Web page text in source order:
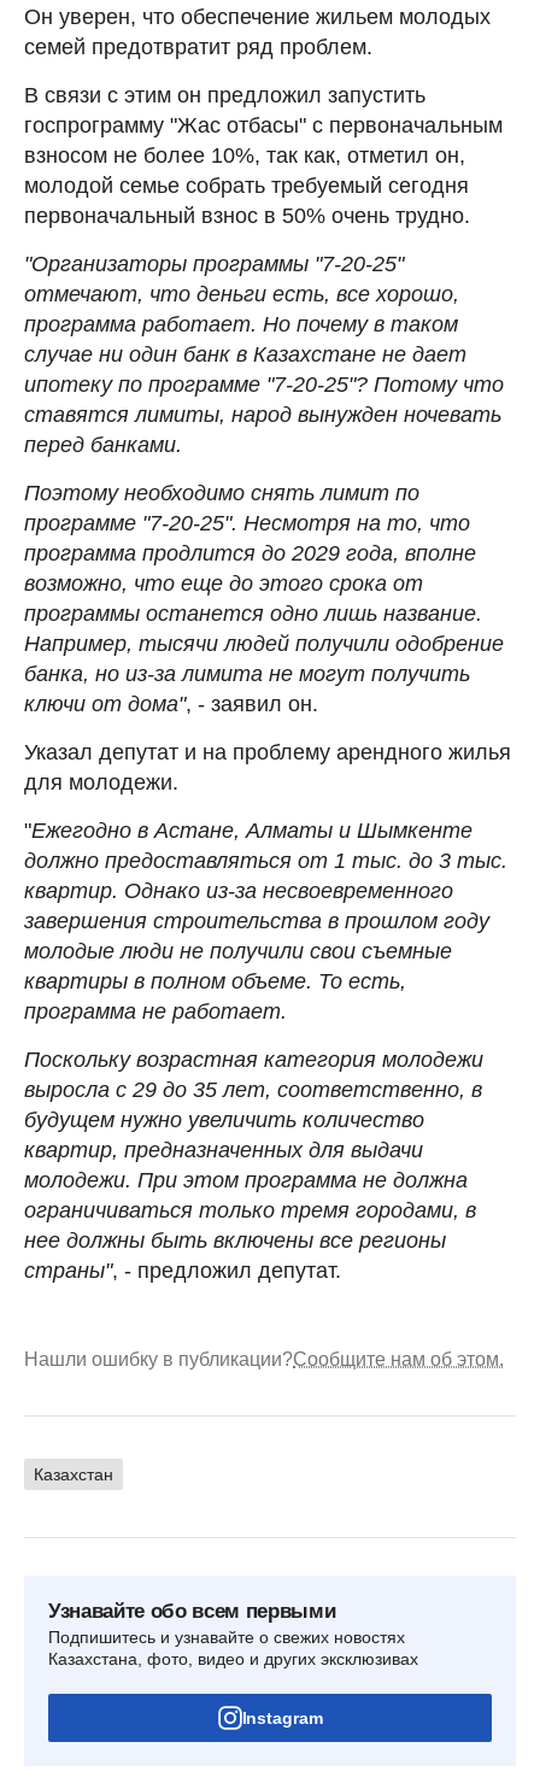
Он уверен, что обеспечение жильем молодых
семей предотвратит ряд проблем.
В связи с этим он предложил запустить
госпрограмму "Жас отбасы" с первоначальным
взносом не более 10%, так как, отметил он,
молодой семье собрать требуемый сегодня
первоначальный взнос в 50% очень трудно.
"Организаторы программы "7-20-25"
отмечают, что деньги есть, все хорошо,
программа работает. Но почему в таком
случае ни один банк в Казахстане не дает
ипотеку по программе "7-20-25"? Потому что
ставятся лимиты, народ вынужден ночевать
перед банками.
Поэтому необходимо снять лимит по
программе "7-20-25". Несмотря на то, что
программа продлится до 2029 года, вполне
возможно, что еще до этого срока от
программы останется одно лишь название.
Например, тысячи людей получили одобрение
банка, но из-за лимита не могут получить
ключи от дома", - заявил он.
Указал депутат и на проблему арендного жилья
для молодежи.
"Ежегодно в Астане, Алматы и Шымкенте
должно предоставляться от 1 тыс. до 3 тыс.
квартир. Однако из-за несвоевременного
завершения строительства в прошлом году
молодые люди не получили свои съемные
квартиры в полном объеме. То есть,
программа не работает.
Поскольку возрастная категория молодежи
выросла с 29 до 35 лет, соответственно, в
будущем нужно увеличить количество
квартир, предназначенных для выдачи
молодежи. При этом программа не должна
ограничиваться только тремя городами, в
нее должны быть включены все регионы
страны", - предложил депутат.
Нашли ошибку в публикации?Сообщите нам об этом.
Казахстан
Узнавайте обо всем первыми
Подпишитесь и узнавайте о свежих новостях
Казахстана, фото, видео и других эксклюзивах
Instagram